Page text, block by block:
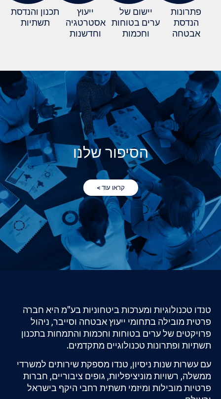
של
בטוחות
ייעוץ
אסטרטגיה
וחדשנות
תכנון והנדסת
תשתיות
שלנו
קראו עוד >
ביטחוניות בע"מהיא חברה
ייעוץ אבטחה וסייבר ,ניהול
בטוחות וחכמותוהתמחות בתכנון
מתקדמים.
, טנדו מספקת שירותים למשרדי
, גופים ציבוריים, חברות
תשתית רחבי היקףבישראל